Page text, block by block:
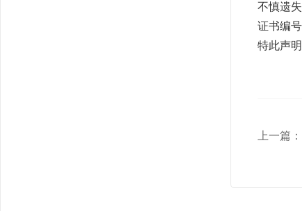
不慎遗
证书编
特此声明
上一篇：